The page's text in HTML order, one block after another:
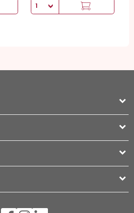
keyboard_arrow_down


